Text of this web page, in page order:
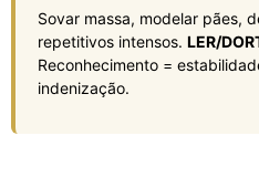
Sovar massa, modelar pães,
repetitivos intensos. LER/
Reconhecimento =
indenização.